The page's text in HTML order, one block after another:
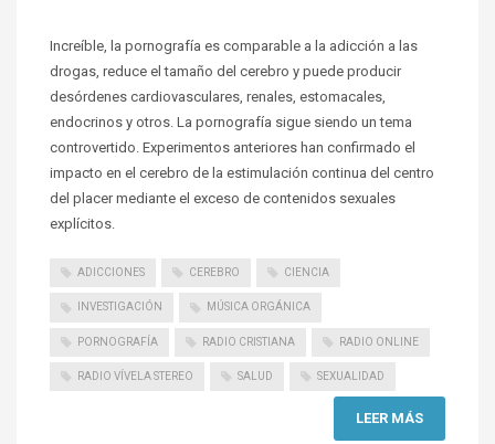
Increíble, la pornografía es comparable a la adicción a las
drogas, reduce el tamaño del cerebro y puede producir
desórdenes cardiovasculares, renales, estomacales,
endocrinos y otros. La pornografía sigue siendo un tema
controvertido. Experimentos anteriores han confirmado el
impacto en el cerebro de la estimulación continua del centro
del placer mediante el exceso de contenidos sexuales
explícitos.
ADICCIONES CEREBRO CIENCIA
INVESTIGACIÓN MÚSICA ORGÁNICA
PORNOGRAFÍA RADIO CRISTIANA RADIO ONLINE
RADIO VÍVELA STEREO SALUD SEXUALIDAD
LEER MÁS